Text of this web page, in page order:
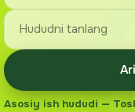
Asosiy ish hududi —